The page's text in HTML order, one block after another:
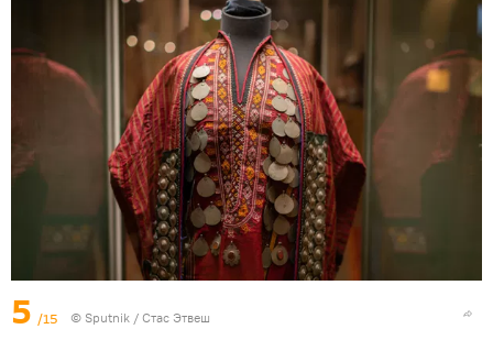
5 /15 © Sputnik / Стас Этвеш